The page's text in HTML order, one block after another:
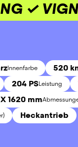
✓
Innenfarbe 520
204 PSLeistung
1620 mm
Heckantrieb